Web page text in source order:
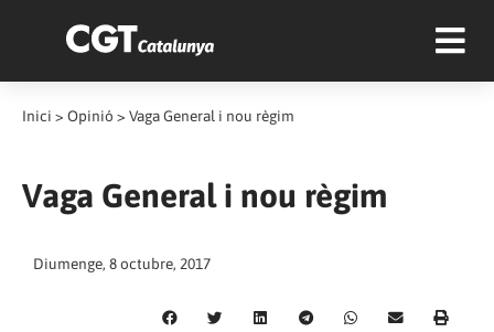
Inici > Opinió > Vaga General i nou règim
Vaga General i nou règim
Diumenge, 8 octubre, 2017